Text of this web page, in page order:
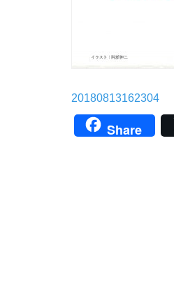
20180813162304
Share